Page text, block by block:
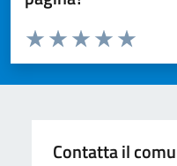
Valuta da 1 a 5 stelle la pagina
Valuta 5
Valuta 4
Valuta 3 stelle
Valuta 2 stelle su 5
Valuta 1 stelle su 5
Contatta il